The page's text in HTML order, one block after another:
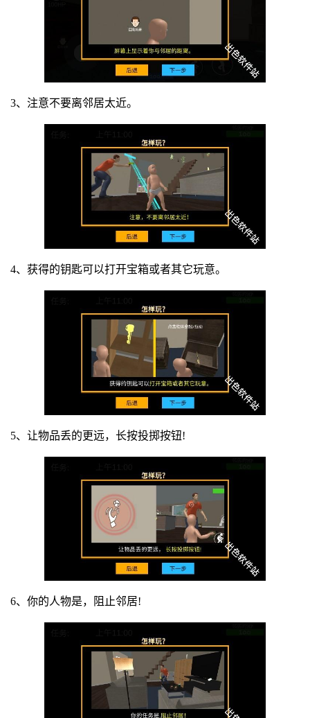
3、注意不要离邻居太近。
4、获得的钥匙可以打开宝箱或者其它玩意。
5、让物品丢的更远，长按投掷按钮!
6、你的人物是，阻止邻居!